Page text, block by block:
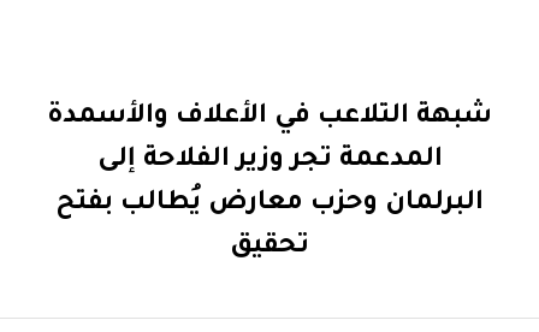
شبهة التلاعب في الأعلاف والأسمدة
المدعمة تجر وزير الفلاحة إلى
البرلمان وحزب معارض يُطالب بفتح
تحقيق